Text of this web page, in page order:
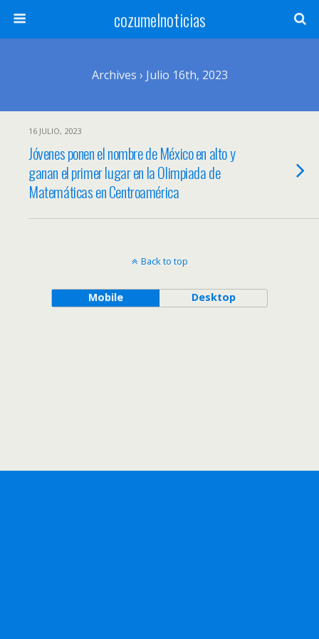
cozumelnoticias
Archives › Julio 16th, 2023
16 JULIO, 2023
Jóvenes ponen el nombre de México en alto y
ganan el primer lugar en la Olimpiada de
Matemáticas en Centroamérica
Back to top
Mobile Desktop